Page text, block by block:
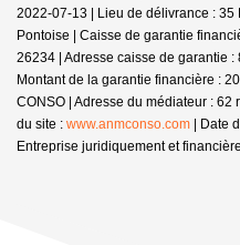
2022-07-13 | Lieu de délivrance :
Pontoise | Caisse de garantie
26234 | Adresse caisse de garantie
Montant de la garantie financière :
CONSO | Adresse du médiateur :
du site : www.anmconso.com | Date
Entreprise juridiquement et